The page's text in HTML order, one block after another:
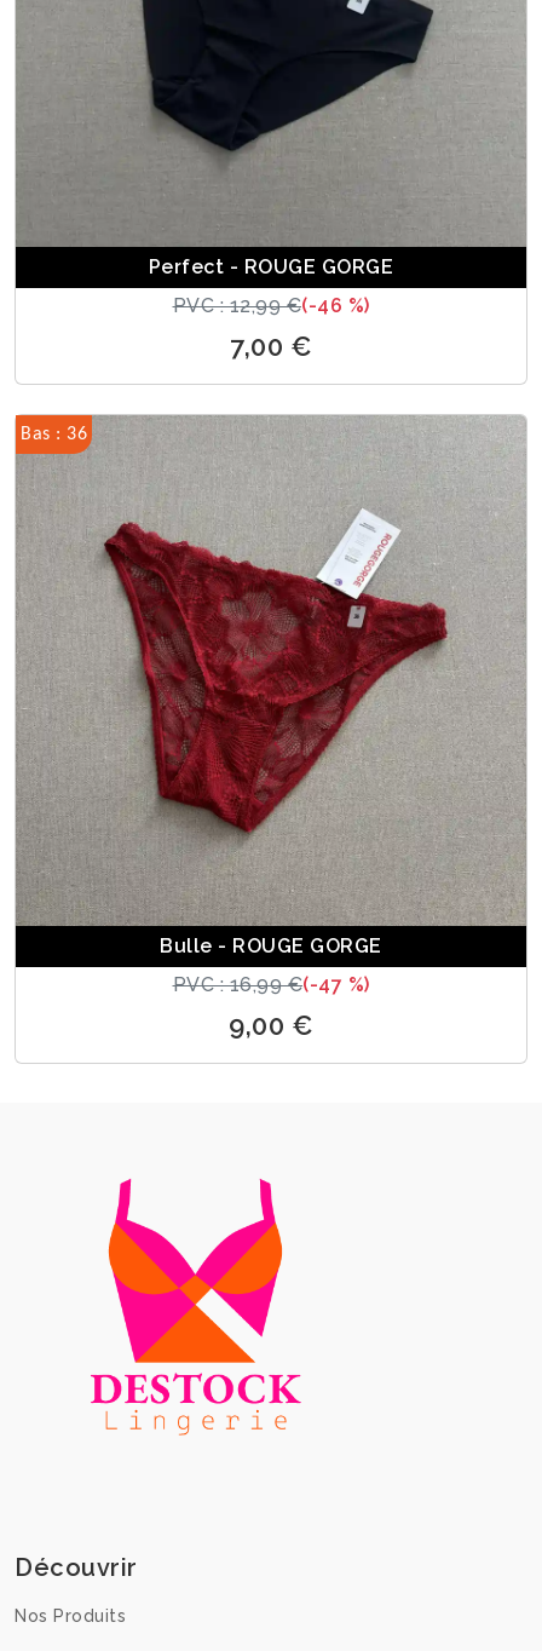
Perfect - ROUGE GORGE
PVC : 12,99 €(-46 %)
7,00 €
Bas : 36
Bulle - ROUGE GORGE
PVC : 16,99 €(-47 %)
9,00 €
Découvrir
Nos Produits